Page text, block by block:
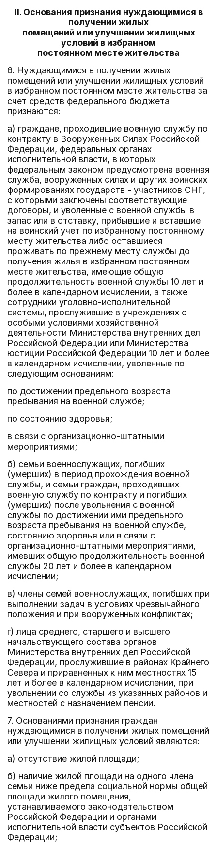
II. Основания признания нуждающимися в
получении жилых
помещений или улучшении жилищных
условий в избранном
постоянном месте жительства
6. Нуждающимися в получении жилых
помещений или улучшении жилищных условий
в избранном постоянном месте жительства за
счет средств федерального бюджета
признаются:
а) граждане, проходившие военную службу по
контракту в Вооруженных Силах Российской
Федерации, федеральных органах
исполнительной власти, в которых
федеральным законом предусмотрена военная
служба, вооруженных силах и других воинских
формированиях государств - участников СНГ,
с которыми заключены соответствующие
договоры, и уволенные с военной службы в
запас или в отставку, прибывшие и вставшие
на воинский учет по избранному постоянному
месту жительства либо оставшиеся
проживать по прежнему месту службы до
получения жилья в избранном постоянном
месте жительства, имеющие общую
продолжительность военной службы 10 лет и
более в календарном исчислении, а также
сотрудники уголовно-исполнительной
системы, прослужившие в учреждениях с
особыми условиями хозяйственной
деятельности Министерства внутренних дел
Российской Федерации или Министерства
юстиции Российской Федерации 10 лет и более
в календарном исчислении, уволенные по
следующим основаниям:
по достижении предельного возраста
пребывания на военной службе;
по состоянию здоровья;
в связи с организационно-штатными
мероприятиями;
б) семьи военнослужащих, погибших
(умерших) в период прохождения военной
службы, и семьи граждан, проходивших
военную службу по контракту и погибших
(умерших) после увольнения с военной
службы по достижении ими предельного
возраста пребывания на военной службе,
состоянию здоровья или в связи с
организационно-штатными мероприятиями,
имевших общую продолжительность военной
службы 20 лет и более в календарном
исчислении;
в) члены семей военнослужащих, погибших при
выполнении задач в условиях чрезвычайного
положения и при вооруженных конфликтах;
г) лица среднего, старшего и высшего
начальствующего состава органов
Министерства внутренних дел Российской
Федерации, прослужившие в районах Крайнего
Севера и приравненных к ним местностях 15
лет и более в календарном исчислении, при
увольнении со службы из указанных районов и
местностей с назначением пенсии.
7. Основаниями признания граждан
нуждающимися в получении жилых помещений
или улучшении жилищных условий являются:
а) отсутствие жилой площади;
б) наличие жилой площади на одного члена
семьи ниже предела социальной нормы общей
площади жилого помещения,
устанавливаемого законодательством
Российской Федерации и органами
исполнительной власти субъектов Российской
Федерации;